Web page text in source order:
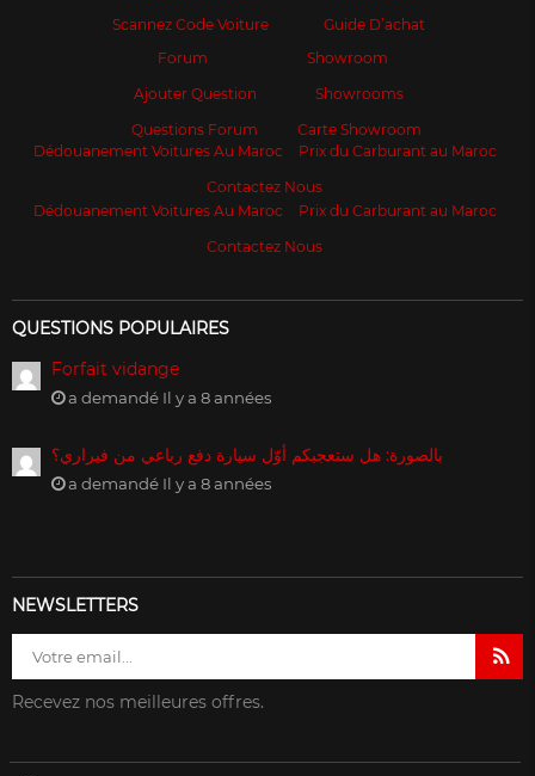
Scannez Code Voiture
Guide D’achat
Forum
Ajouter Question
Questions Forum
Showroom
Showrooms
Carte Showroom
Dédouanement Voitures Au Maroc
Prix du Carburant au Maroc
Contactez Nous
Dédouanement Voitures Au Maroc
Prix du Carburant au Maroc
Contactez Nous
QUESTIONS POPULAIRES
Forfait vidange
a demandé Il y a 8 années
بالصورة: هل ستعجبكم أوّل سيارة دفع رباعي من فيراري؟
a demandé Il y a 8 années
NEWSLETTERS
Recevez nos meilleures offres.